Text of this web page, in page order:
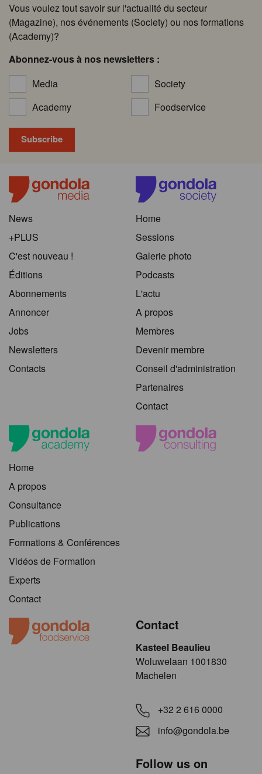
Vous voulez tout savoir sur l'actualité du secteur
(Magazine), nos événements (Society) ou nos formations
(Academy)?
Abonnez-vous à nos newsletters :
Media
Society
Academy
Foodservice
News
+PLUS
C'est nouveau !
Éditions
Abonnements
Annoncer
Jobs
Newsletters
Contacts
Home
Sessions
Galerie photo
Podcasts
L'actu
A propos
Membres
Devenir membre
Conseil d'administration
Partenaires
Contact
Home
A propos
Consultance
Publications
Formations & Conférences
Vidéos de Formation
Experts
Contact
Contact
Kasteel Beaulieu
​​​Woluwelaan 1001830
Machelen
+32 2 616 0000
info@gondola.be
Follow us on